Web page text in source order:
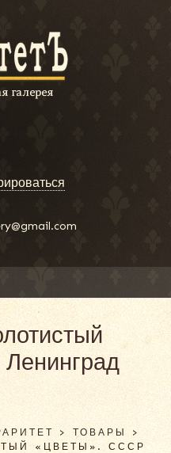
>ТОВАРЫ >
«ЦВЕТЫ». СССР